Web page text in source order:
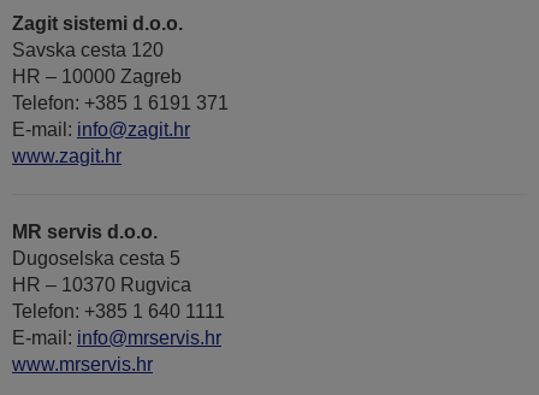
Zagit sistemi d.o.o.
Savska cesta 120
HR – 10000 Zagreb
Telefon: +385 1 6191 371
E-mail: info@zagit.hr
www.zagit.hr
MR servis d.o.o.
Dugoselska cesta 5
HR – 10370 Rugvica
Telefon: +385 1 640 1111
Е-mail: info@mrservis.hr
www.mrservis.hr